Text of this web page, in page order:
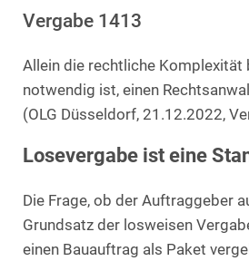
Vergabe 1413
Allein die rechtliche Komplexität
notwendig ist, einen
(OLG Düsseldorf, 21.12.2022,
Losevergabe ist eine
Die Frage, ob der Auftraggeber
Grundsatz der losweisen
einen Bauauftrag als Paket